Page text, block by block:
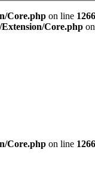
Core.php on line 1266
Core.php
Core.php on line 1266